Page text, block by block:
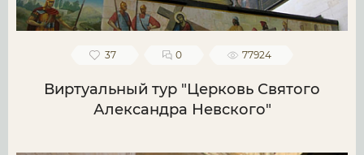
37 0 77924
Виртуальный тур "Церковь Святого
Александра Невского"